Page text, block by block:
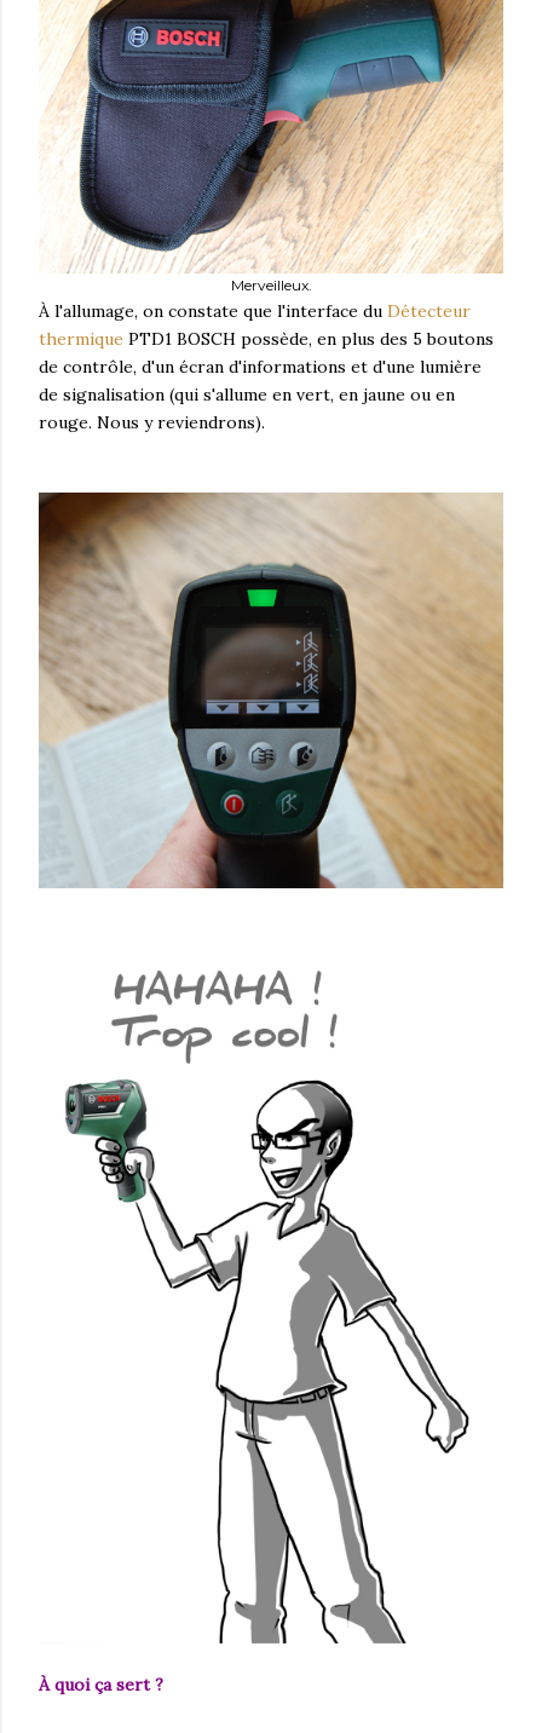
Merveilleux.
À l'allumage, on constate que l'interface du Détecteur
thermique PTD1 BOSCH possède, en plus des 5 boutons
de contrôle, d'un écran d'informations et d'une lumière
de signalisation (qui s'allume en vert, en jaune ou en
rouge. Nous y reviendrons).
À quoi ça sert ?